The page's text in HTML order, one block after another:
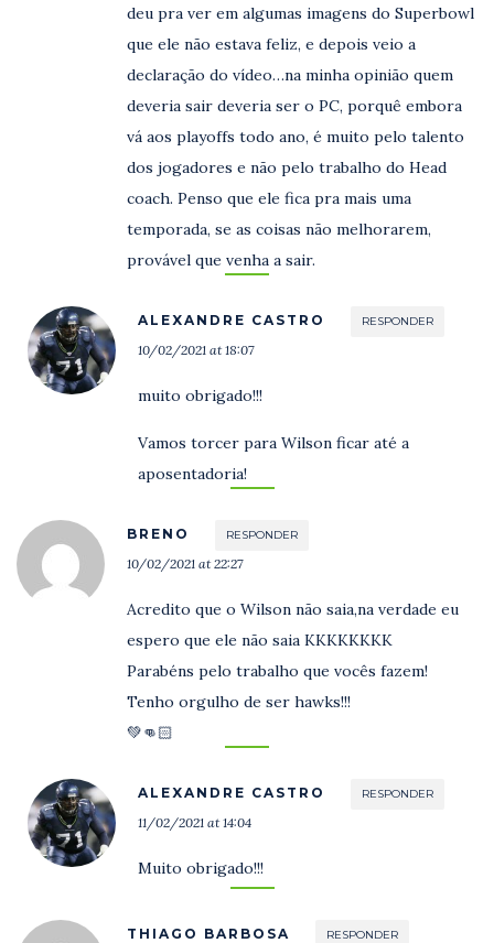
deu pra ver em algumas imagens do Superbowl
que ele não estava feliz, e depois veio a
declaração do vídeo…na minha opinião quem
deveria sair deveria ser o PC, porquê embora
vá aos playoffs todo ano, é muito pelo talento
dos jogadores e não pelo trabalho do Head
coach. Penso que ele fica pra mais uma
temporada, se as coisas não melhorarem,
provável que venha a sair.
ALEXANDRE CASTRO RESPONDER
10/02/2021 at 18:07
muito obrigado!!!
Vamos torcer para Wilson ficar até a
aposentadoria!
BRENO RESPONDER
10/02/2021 at 22:27
Acredito que o Wilson não saia,na verdade eu
espero que ele não saia KKKKKKKK
Parabéns pelo trabalho que vocês fazem!
Tenho orgulho de ser hawks!!!
💚👊🏻
ALEXANDRE CASTRO RESPONDER
11/02/2021 at 14:04
Muito obrigado!!!
THIAGO BARBOSA RESPONDER